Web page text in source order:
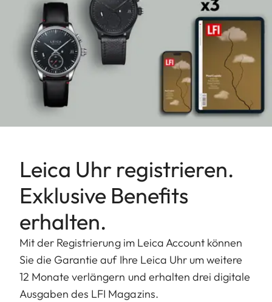
Leica Uhr registrieren.
Exklusive Benefits
erhalten.
Mit der Registrierung im Leica Account können
Sie die Garantie auf Ihre Leica Uhr um weitere
12 Monate verlängern und erhalten drei digitale
Ausgaben des LFI Magazins.